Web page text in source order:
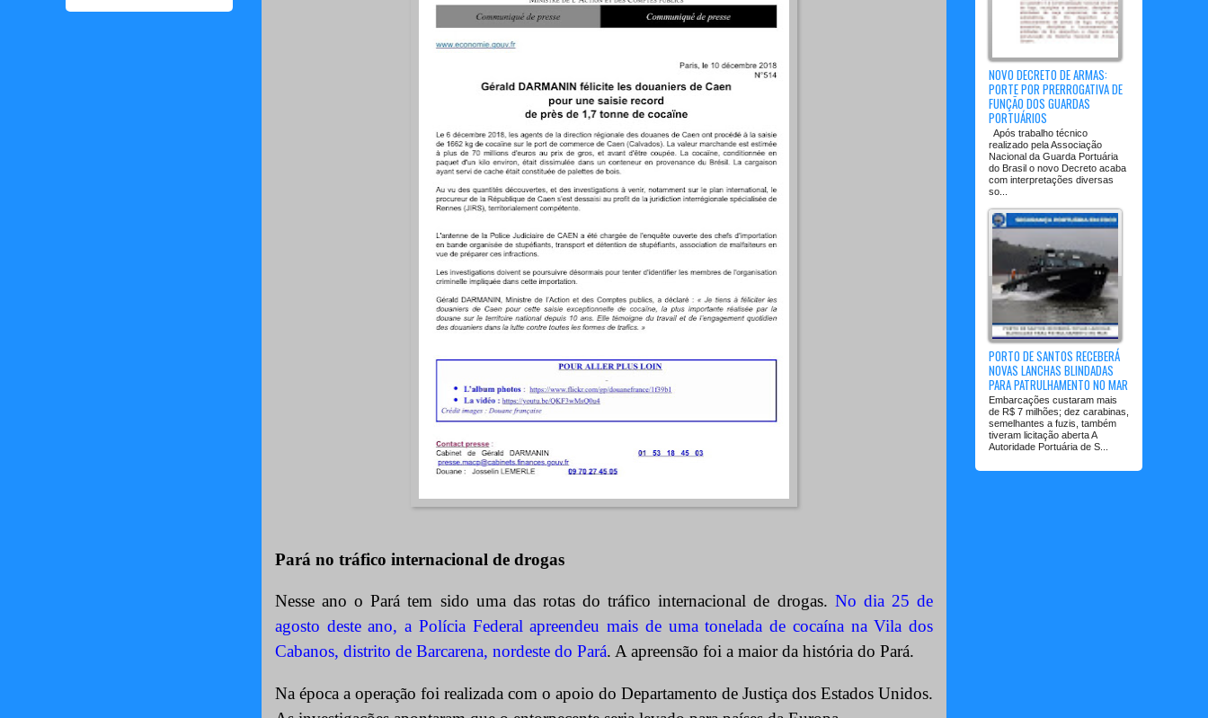
Pará no tráfico internacional de drogas
Nesse ano o Pará tem sido uma das rotas do tráfico internacional de drogas. No dia 25 de
agosto deste ano, a Polícia Federal apreendeu mais de uma tonelada de cocaína na Vila dos
Cabanos, distrito de Barcarena, nordeste do Pará. A apreensão foi a maior da história do Pará.
Na época a operação foi realizada com o apoio do Departamento de Justiça dos Estados Unidos.
NOVO DECRETO DE ARMAS:
PORTE POR PRERROGATIVA DE
FUNÇÃO DOS GUARDAS
PORTUÁRIOS
Após trabalho técnico
realizado pela Associação
Nacional da Guarda Portuária
do Brasil o novo Decreto acaba
com interpretações diversas
so...
PORTO DE SANTOS RECEBERÁ
NOVAS LANCHAS BLINDADAS
PARA PATRULHAMENTO NO MAR
Embarcações custaram mais
de R$ 7 milhões; dez carabinas,
semelhantes a fuzis, também
tiveram licitação aberta A
Autoridade Portuária de S...